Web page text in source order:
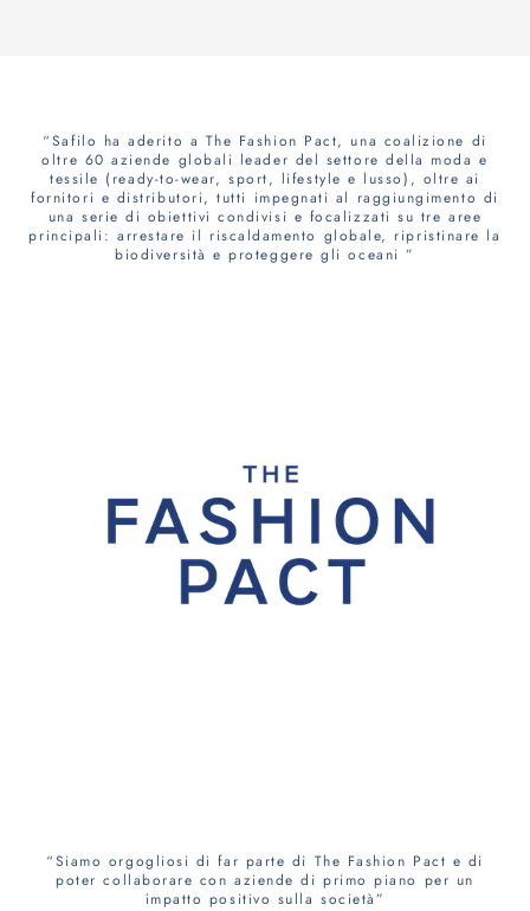
“Safilo ha aderito a The Fashion Pact, una coalizione di
oltre 60 aziende globali leader del settore della moda e
tessile (ready-to-wear, sport, lifestyle e lusso), oltre ai
fornitori e distributori, tutti impegnati al raggiungimento di
una serie di obiettivi condivisi e focalizzati su tre aree
principali: arrestare il riscaldamento globale, ripristinare la
biodiversità e proteggere gli oceani ”
“Siamo orgogliosi di far parte di The Fashion Pact e di
poter collaborare con aziende di primo piano per un
impatto positivo sulla società”